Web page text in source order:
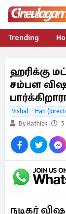
Trending
ஹரிக்கு
சம்பள
Vishal Hari
By Kathick
3
நடிகர்